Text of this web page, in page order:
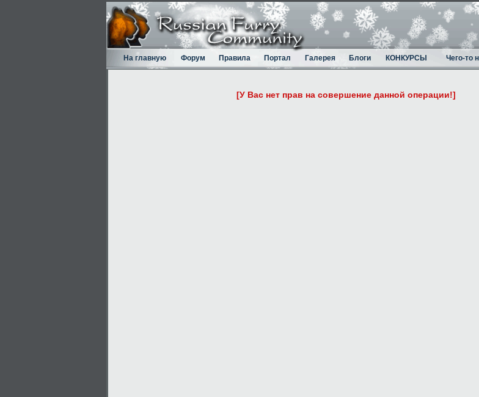
На главную Форум Правила Портал Галерея Блоги КОНКУРСЫ Чего-то
[У Вас нет прав на совершение данной операции!]